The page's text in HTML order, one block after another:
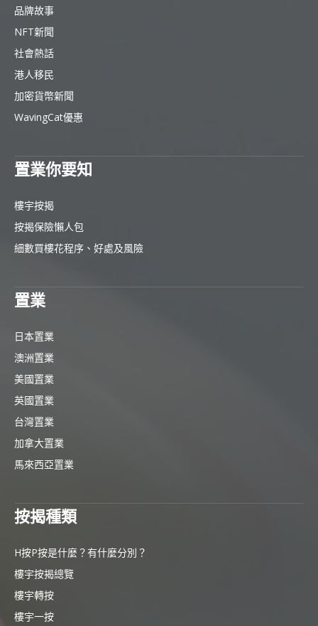
品牌故事
NFT新聞
社會熱話
港人移民
加密貨幣新聞
WavingCat優惠
置業你要知
樓宇按揭
按揭保險懶人包
細數買樓花程序、好處及風險
置業
日本置業
澳洲置業
美國置業
英國置業
台灣置業
加拿大置業
馬來西亞置業
按揭種類
H按P按是什麼？有什麼分別？
樓宇按揭總覽
樓宇轉按
樓宇一按